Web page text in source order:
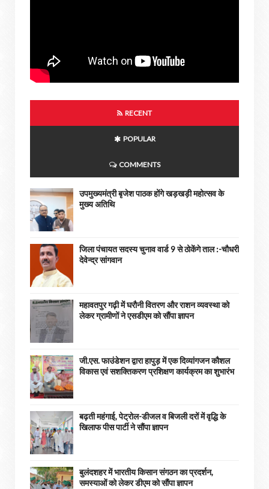
RECENT
POPULAR
COMMENTS
उपमुख्यमंत्री बृजेश पाठक होंगे खड़खड़ी महोत्सव के
मुख्य अतिथि
जिला पंचायत सदस्य चुनाव वार्ड 9 से ठोकेंगे ताल :-चौधरी
देवेन्द्र सांगवान
महावतपुर गढ़ी में घरौनी वितरण और राशन व्यवस्था को
लेकर ग्रामीणों ने एसडीएम को सौंपा ज्ञापन
जी.एस. फाउंडेशन द्वारा हापुड़ में एक दिव्यांगजन कौशल
विकास एवं सशक्तिकरण प्रशिक्षण कार्यक्रम का शुभारंभ
बढ़ती महंगाई, पेट्रोल-डीजल व बिजली दरों में वृद्धि के
खिलाफ पीस पार्टी ने सौंपा ज्ञापन
बुलंदशहर में भारतीय किसान संगठन का प्रदर्शन,
समस्याओं को लेकर डीएम को सौंपा ज्ञापन